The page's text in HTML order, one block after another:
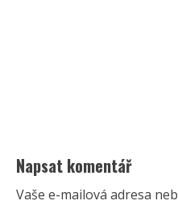
Napsat komentář
Vaše e-mailová adresa